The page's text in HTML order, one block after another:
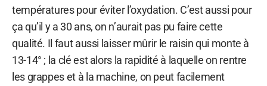
températures pour éviter l’oxydation. C’est aussi pour
ça qu’il y a 30 ans, on n’aurait pas pu faire cette
qualité. Il faut aussi laisser mûrir le raisin qui monte à
13-14° ; la clé est alors la rapidité à laquelle on rentre
les grappes et à la machine, on peut facilement